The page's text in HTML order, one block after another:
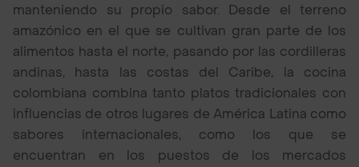
manteniendo su propio sabor. Desde el terreno
amazónico en el que se cultivan gran parte de los
alimentos hasta el norte, pasando por las cordilleras
andinas, hasta las costas del Caribe, la cocina
colombiana combina tanto platos tradicionales con
influencias de otros lugares de América Latina como
sabores internacionales, como los que se
encuentran en los puestos de los mercados